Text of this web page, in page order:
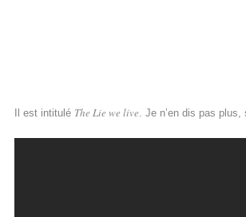
Il est intitulé The Lie we live. Je n’en dis pas plus,